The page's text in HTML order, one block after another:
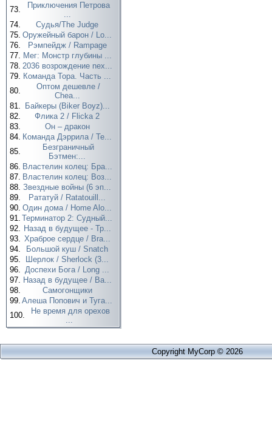
73.
Приключения Петрова
...
74.
Судья/The Judge
75. Оружейный барон / Lo...
76.
Рэмпейдж / Rampage
77. Мег: Монстр глубины ...
78. 2036 возрождение nex...
79. Команда Тора. Часть ...
80.
Оптом дешевле /
Chea...
81.
Байкеры (Biker Boyz)...
82.
Флика 2 / Flicka 2
83.
Он – дракон
84. Команда Дэррила / Te...
85.
Безграничный
Бэтмен:...
86. Властелин колец: Бра...
87. Властелин колец: Воз...
88. Звездные войны (6 эп...
89.
Рататуй / Ratatouill...
90. Один дома / Home Alo...
91. Терминатор 2: Судный...
92. Назад в будущее - Тр...
93. Храброе сердце / Bra...
94.
Большой куш / Snatch
95.
Шерлок / Sherlock (3...
96. Доспехи Бога / Long ...
97. Назад в будущее / Ba...
98.
Самогонщики
99. Алеша Попович и Туга...
100.
Не время для орехов
...
Copyright MyCorp © 2026